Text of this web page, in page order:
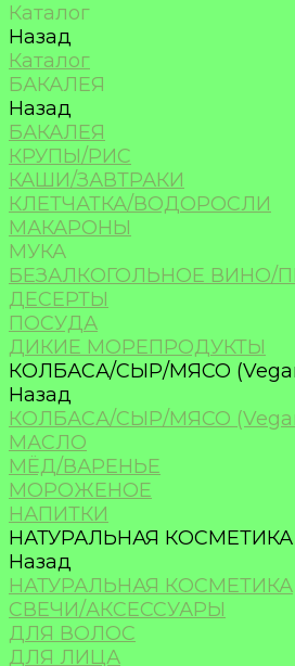
Каталог
Назад
Каталог
БАКАЛЕЯ
Назад
БАКАЛЕЯ
КРУПЫ/РИС
КАШИ/ЗАВТРАКИ
КЛЕТЧАТКА/ВОДОРОСЛИ
МАКАРОНЫ
МУКА
БЕЗАЛКОГОЛЬНОЕ ВИНО/
ДЕСЕРТЫ
ПОСУДА
ДИКИЕ МОРЕПРОДУКТЫ
КОЛБАСА/СЫР/МЯСО
Назад
КОЛБАСА/СЫР/МЯСО
МАСЛО
МЁД/ВАРЕНЬЕ
МОРОЖЕНОЕ
НАПИТКИ
НАТУРАЛЬНАЯ КОСМЕТИКА
Назад
НАТУРАЛЬНАЯ КОСМЕТИКА
СВЕЧИ/АКСЕССУАРЫ
ДЛЯ ВОЛОС
ДЛЯ ЛИЦА